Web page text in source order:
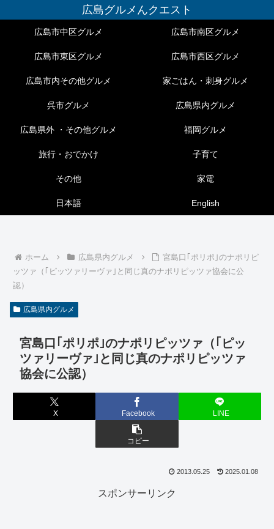
広島グルメんクエスト
広島市中区グルメ 広島市南区グルメ
広島市東区グルメ 広島市西区グルメ
広島市内その他グルメ 家ごはん・刺身グルメ
呉市グルメ 広島県内グルメ
広島県外 ・その他グルメ 福岡グルメ
旅行・おでかけ 子育て
その他 家電
日本語 English
ホーム 広島県内グルメ
宮島口｢ポリポ｣のナポリピ
ッツァ（｢ピッツァリーヴァ｣と同じ真のナポリピッツァ協会に公
認）
広島県内グルメ
宮島口｢ポリポ｣のナポリピッツァ（｢ピッ
ツァリーヴァ｣と同じ真のナポリピッツァ
協会に公認）
X Facebook LINE
コピー
2013.05.25 2025.01.08
スポンサーリンク